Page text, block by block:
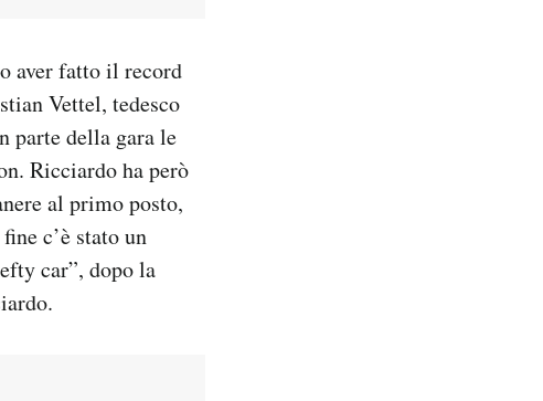
aver fatto il record
Vettel, tedesco
parte della gara le
Ricciardo ha però
al primo posto,
c’è stato un
car”, dopo la